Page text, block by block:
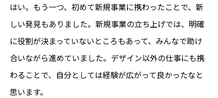
はい。もう一つ、初めて新規事業に携わったことで、新
しい発見もありました。新規事業の立ち上げでは、明確
に役割が決まっていないところもあって、みんなで助け
合いながら進めていました。デザイン以外の仕事にも携
わることで、自分としては経験が広がって良かったなと
思います。